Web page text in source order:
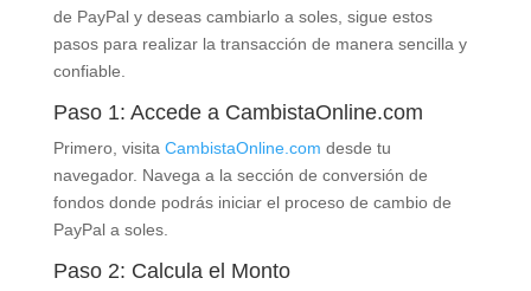
de PayPal y deseas cambiarlo a soles, sigue estos
pasos para realizar la transacción de manera sencilla y
confiable.
Paso 1: Accede a CambistaOnline.com
Primero, visita CambistaOnline.com desde tu
navegador. Navega a la sección de conversión de
fondos donde podrás iniciar el proceso de cambio de
PayPal a soles.
Paso 2: Calcula el Monto